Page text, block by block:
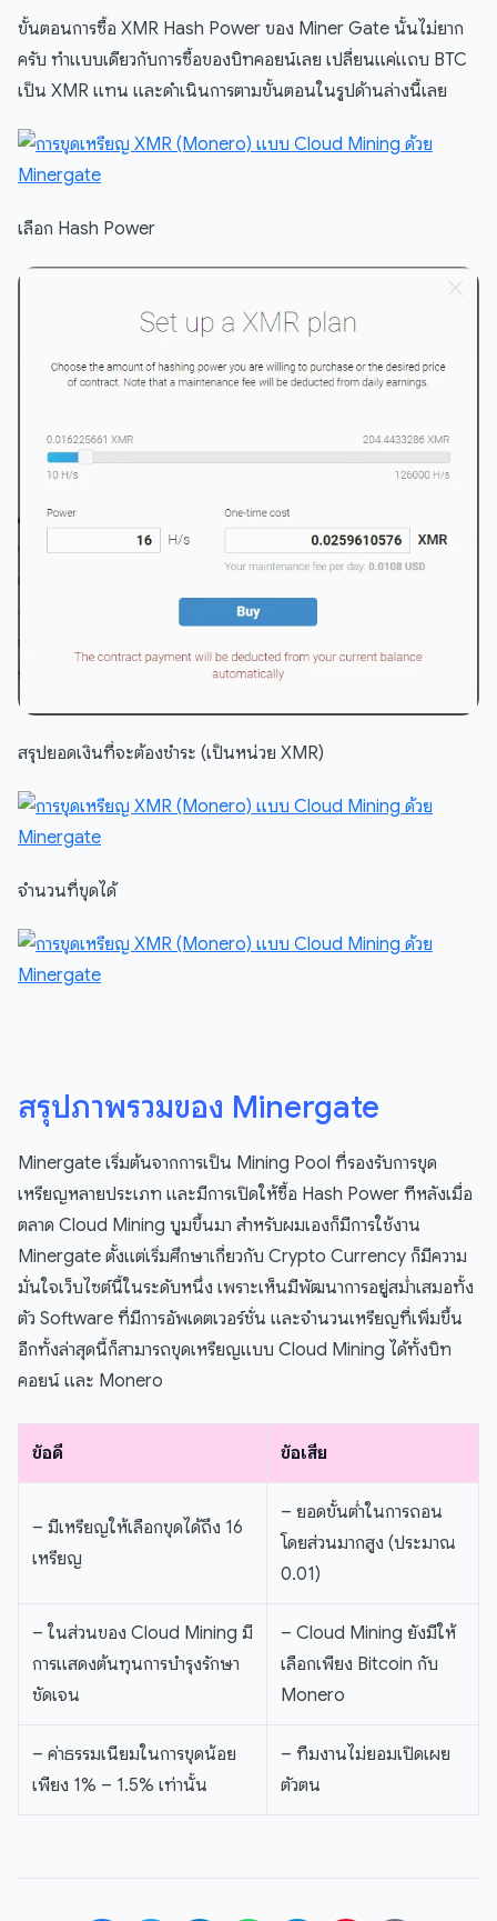
ขั้นตอนการซื้อ XMR Hash Power ของ Miner Gate นั้นไม่ยาก
ครับ ทำแบบเดียวกับการซื้อของบิทคอยน์เลย เปลี่ยนแค่แถบ BTC
เป็น XMR แทน และดำเนินการตามขั้นตอนในรูปด้านล่างนี้เลย
เลือก Hash Power
สรุปยอดเงินที่จะต้องชำระ (เป็นหน่วย XMR)
จำนวนที่ขุดได้
สรุปภาพรวมของ Minergate
Minergate เริ่มต้นจากการเป็น Mining Pool ที่รองรับการขุด
เหรียญหลายประเภท และมีการเปิดให้ซื้อ Hash Power ทีหลังเมื่อ
ตลาด Cloud Mining บูมขึ้นมา สำหรับผมเองก็มีการใช้งาน
Minergate ตั้งแต่เริ่มศึกษาเกี่ยวกับ Crypto Currency ก็มีความ
มั่นใจเว็บไซต์นี้ในระดับหนึ่ง เพราะเห็นมีพัฒนาการอยู่สม่ำเสมอทั้ง
ตัว Software ที่มีการอัพเดตเวอร์ชั่น และจำนวนเหรียญที่เพิ่มขึ้น
อีกทั้งล่าสุดนี้ก็สามารถขุดเหรียญแบบ Cloud Mining ได้ทั้งบิท
คอยน์ และ Monero
ข้อดี ข้อเสีย
– มีเหรียญให้เลือกขุดได้ถึง 16
เหรียญ
– ยอดขั้นต่ำในการถอน
โดยส่วนมากสูง (ประมาณ
0.01)
– ในส่วนของ Cloud Mining มี
การแสดงต้นทุนการบำรุงรักษา
ชัดเจน
– Cloud Mining ยังมีให้
เลือกเพียง Bitcoin กับ
Monero
– ค่าธรรมเนียมในการขุดน้อย
เพียง 1% – 1.5% เท่านั้น
– ทีมงานไม่ยอมเปิดเผย
ตัวตน